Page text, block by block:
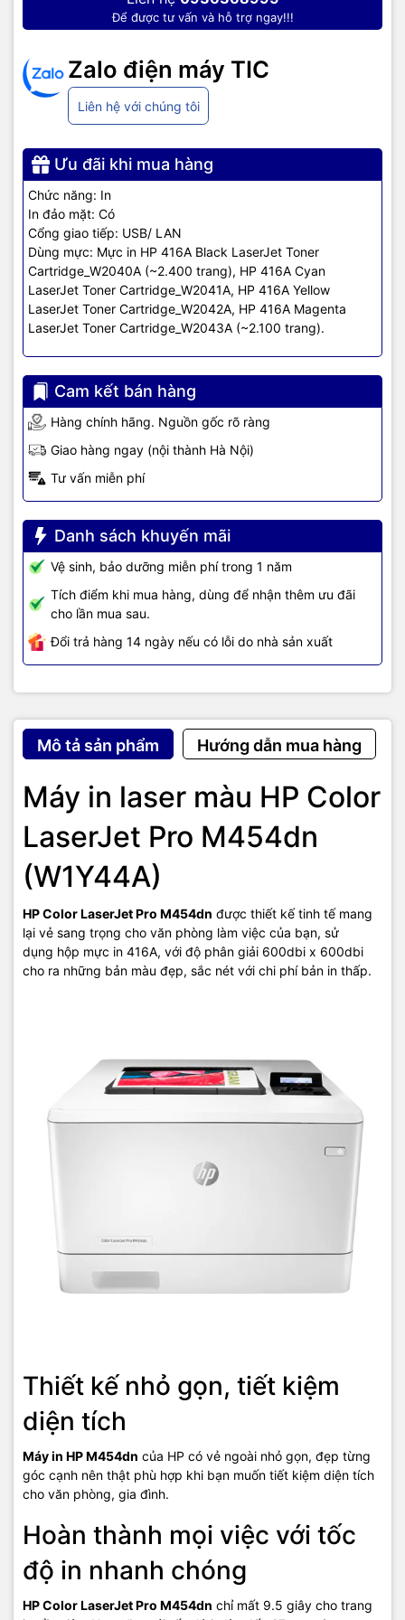
Để được tư vấn và hỗ trợ ngay!!!
Zalo điện máy TIC
Liên hệ với chúng tôi
Ưu đãi khi mua hàng
Chức năng: In
In đảo mặt: Có
Cổng giao tiếp: USB/ LAN
Dùng mực: Mực in HP 416A Black LaserJet Toner
Cartridge_W2040A (~2.400 trang), HP 416A Cyan
LaserJet Toner Cartridge_W2041A, HP 416A Yellow
LaserJet Toner Cartridge_W2042A, HP 416A Magenta
LaserJet Toner Cartridge_W2043A (~2.100 trang).
Cam kết bán hàng
Hàng chính hãng. Nguồn gốc rõ ràng
Giao hàng ngay (nội thành Hà Nội)
Tư vấn miễn phí
Danh sách khuyến mãi
Vệ sinh, bảo dưỡng miễn phí trong 1 năm
Tích điểm khi mua hàng, dùng để nhận thêm ưu đãi
cho lần mua sau.
Đổi trả hàng 14 ngày nếu có lỗi do nhà sản xuất
Mô tả sản phẩm Hướng dẫn mua hàng
Máy in laser màu HP Color
LaserJet Pro M454dn
(W1Y44A)
HP Color LaserJet Pro M454dn được thiết kế tinh tế mang
lại vẻ sang trọng cho văn phòng làm việc của bạn, sử
dụng hộp mực in 416A, với độ phân giải 600dbi x 600dbi
cho ra những bản màu đẹp, sắc nét với chi phí bản in thấp.
Thiết kế nhỏ gọn, tiết kiệm
diện tích
Máy in HP M454dn của HP có vẻ ngoài nhỏ gọn, đẹp từng
góc cạnh nên thật phù hợp khi bạn muốn tiết kiệm diện tích
cho văn phòng, gia đình.
Hoàn thành mọi việc với tốc
độ in nhanh chóng
HP Color LaserJet Pro M454dn chỉ mất 9.5 giây cho trang
Máy in HP M454DN
đa năng 50 tờ, khay giấy ra 150 tờ giúp thực hiện công việc liên
tục, không bị gián đoạn. Công suất in hàng tháng của máy là
50.000 trang, đáp ứng nhu cầu sử dụng của mọi doanh nghiệp.
In đảo mặt tự động, tiết kiệm
nhiên liệu
Máy in Laser màu HP rất tiện dụng nhờ cơ chế in đảo mặt tự động
tích hợp. Bạn có thể tiết kiệm thời gian, tiết kiệm giấy và bảo vệ
môi trường với những bản in hai mặt tự động.
Ngoài ra, màn hình 2-line backlit LCD graphic display giúp dễ
Chất lượng bản in sắc nét
Độ phân giải màu 600 x 600 dpi giúp tài liệu, hình ảnh được sáng
rõ, không bị mờ nhòe. Mang lại bản in đẹp, màu sắc rực rỡ và đồ
Kết nối dễ dàng, bảo mật thông
tin tối đa
HP Color LaserJet Pro M454dn (W1Y44A)có tính bảo mật cao,
ngăn chặn triệt để các mối đe dọa an ninh mạng cũng như có thể
bảo vệ máy từ thao tác khởi động đến khi tắt máy. Tính năng này
với những tài liệu mật. Ngoài ra, dòng máy in này còn có khả năng